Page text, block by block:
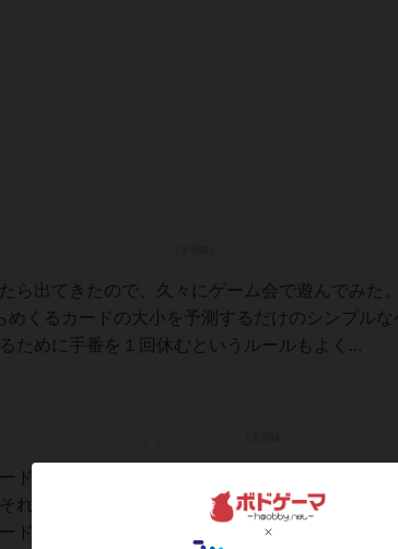
ら出てきたので、久々にゲーム会で遊んでみた
めくるカードの大小を予測するだけのシンプル
ために手番を１回休むというルールもよく...
ドを獲得し、その枚数を競うゲーム。どの金庫
れまでに獲得した盗品カードを「隠す」かを選
ドの数字より、次にめくるカードが大きいか小さ